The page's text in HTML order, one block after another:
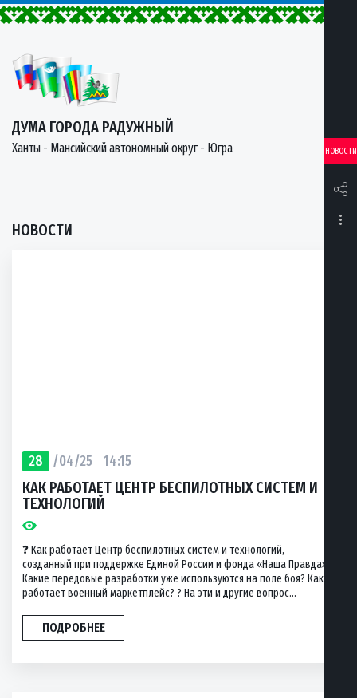
ДУМА ГОРОДА РАДУЖНЫЙ
Ханты - Мансийский автономный округ - Югра НОВОСТИ
НОВОСТИ
28 /04/25 14:15
КАК РАБОТАЕТ ЦЕНТР БЕСПИЛОТНЫХ СИСТЕМ И
ТЕХНОЛОГИЙ
❓ Как работает Центр беспилотных систем и технологий,
созданный при поддержке Единой России и фонда «Наша Правда»?
Какие передовые разработки уже используются на поле боя? Как
работает военный маркетплейс? ? На эти и другие вопрос...
ПОДРОБНЕЕ